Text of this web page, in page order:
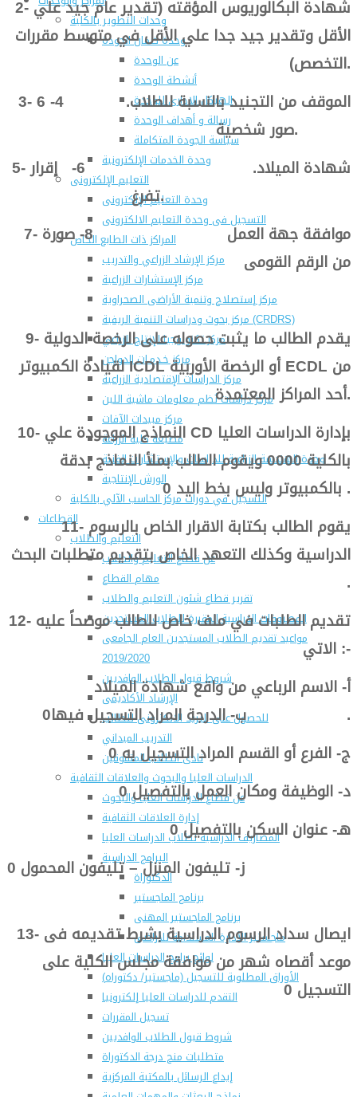
وحدات التطوير بالكلية
وحدة ضمان الجودة
عن الوحدة
أنشطة الوحدة
الهيكل الادارى للوحدة
رسالة و أهداف الوحدة
سياسة الجودة المتكاملة
وحدة الخدمات الإلكترونية
التعليم الإلكترونى
وحدة التعليم الإلكترونى
التسجيل فى وحدة التعليم الالكترونى
المراكز ذات الطابع الخاص
مركز الإرشاد الزراعي والتدريب
مركز الإستشارات الزراعية
مركز إستصلاح وتنمية الأراضى الصحراوية
مركز بحوث ودراسات التنمية الريفية (CRDRS)
مركز تكنولوجيا الإنتاج الزراعي
مركز خـدمـات الدواجن
مركز الدراسات الإقتصادية الزراعية
مركز دراسات نُظم معلومات ماشية اللبن
مركز مبيدات الآفات
مطبعة كلية الزراعة
وحدة الهندسة الزراعية للدراسات والإستشارات الفنية
الورش الإنتاجية
التسجيل في دورات مركز الحاسب الآلي بالكلية
القطاعات
التعليم والطلاب
عن قطاع التعليم والطلاب
مهام القطاع
تقرير قطاع شئون التعليم والطلاب
المصروفات الدراسية المقررة للطلاب المستجدين
مواعيد تقديم الطلاب المستجدين العام الجامعى
2019/2020
شروط قبول الطلاب الوافديين
الإرشاد الأكاديمى
للحصول على البريد الالكترونى للطالب
التدريب الميداني
نادى الطلاب المتفوقين
الدراسات العليا والبحوث والعلاقات الثقافية
عن قطاع الدراسات العليا والبحوث
إدارة العلاقات الثقافية
المصاريف الدراسية لطلاب الدراسات العليا
البرامج الدراسية
الدكتوراة
برنامج الماجستير
برنامج الماجستير المهنى
ماجستير الأدارة المستدامة للأراضى
لوائح برامج الدراسات العليا
(الأوراق المطلوبة للتسجيل (ماجستير/ دكتوراه
التقدم للدراسات العليا إلكترونيا
تسجيل المقررات
شروط قبول الطلاب الوافديين
متطلبات منح درجة الدكتوراة
إيداع الرسائل بالمكتبة المركزية
2- شهادة البكالوريوس المؤقته (تقدير عام جيد علي
الأقل وتقدير جيد جدا علي الأقل في متوسط مقررات
التخصص).
3- الموقف من التجنيد بالنسبة للطلاب. 4- 6
صور شخصية.
5- شهادة الميلاد. 6- إقرار
تفرغ.
7- موافقة جهة العمل 8- صورة
من الرقم القومى
9- يقدم الطالب ما يثبت حصوله على الرخصة الدولية
لقيادة الكمبيوتر ICDL أو الرخصة الأوربية ECDL من
أحد المراكز المعتمدة.
10- النماذج الموجودة علي CD بإدارة الدراسات العليا
بالكلية 0000 ويقوم الطالب بملأ النماذج بدقة
بالكمبيوتر وليس بخط اليد 0 .
11- يقوم الطالب بكتابة الاقرار الخاص بالرسوم
الدراسية وكذلك التعهد الخاص بتقديم متطلبات البحث
.
12- تقديم الطلبات في ملف خاص للطالب موضحاً عليه
الاتي :-
أ- الاسم الرباعي من واقع شهادة الميلاد
ب- الدرجة المراد التسجيل فيها0 .
ج- الفرع أو القسم المراد التسجيل به 0
د- الوظيفة ومكان العمل بالتفصيل 0
هـ- عنوان السكن بالتفصيل 0
ز- تليفون المنزل – تليفون المحمول 0
13- ايصال سداد الرسوم الدراسية بشرط تقديمه فى
موعد أقصاه شهر من موافقة مجلس الكلية على
التسجيل 0